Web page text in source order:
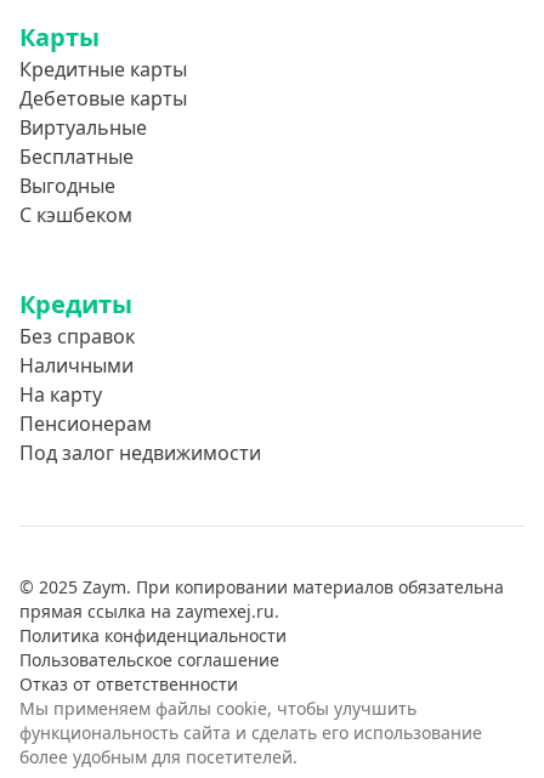
Карты
Кредитные карты
Дебетовые карты
Виртуальные
Бесплатные
Выгодные
С кэшбеком
Кредиты
Без справок
Наличными
На карту
Пенсионерам
Под залог недвижимости
© 2025 Zaym. При копировании материалов обязательна
прямая ссылка на zaymexej.ru.
Политика конфиденциальности
Пользовательское соглашение
Отказ от ответственности
Мы применяем файлы cookie, чтобы улучшить
функциональность сайта и сделать его использование
более удобным для посетителей.